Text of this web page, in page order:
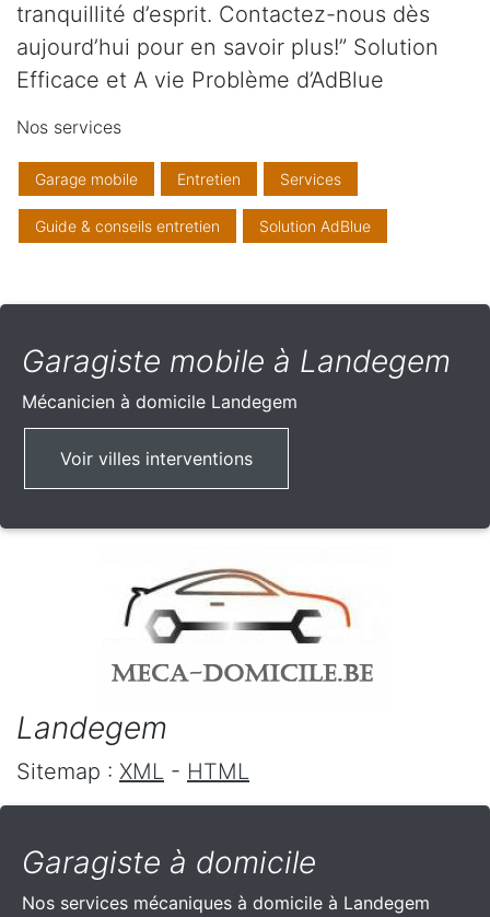
tranquillité d’esprit. Contactez-nous dès
aujourd’hui pour en savoir plus!” Solution
Efficace et A vie Problème d’AdBlue
Nos services
Garage mobile Entretien Services
Guide & conseils entretien Solution AdBlue
Garagiste mobile à Landegem
Mécanicien à domicile Landegem
Voir villes interventions
Landegem
Sitemap : XML - HTML
Garagiste à domicile
Nos services mécaniques à domicile à Landegem